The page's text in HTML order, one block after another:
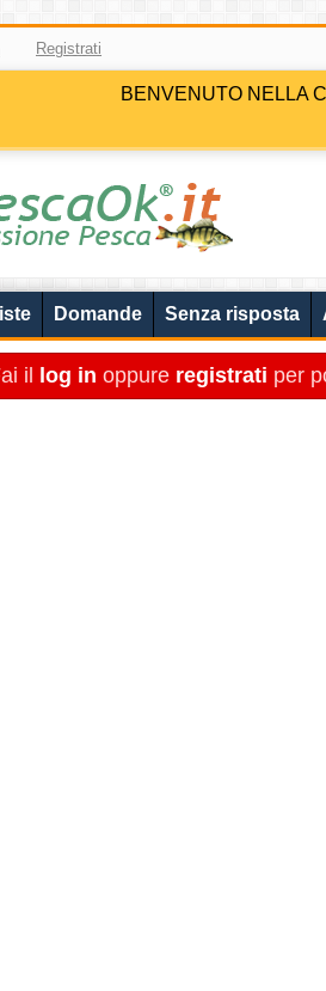
Registrati
BENVENUTO NELLA
Domande Senza risposta
il log in oppure registrati per